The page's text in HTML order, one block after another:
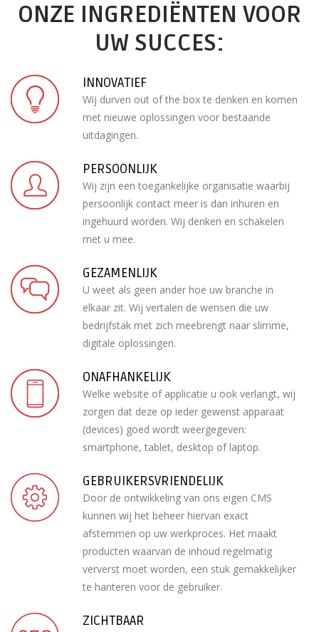
ONZE INGREDIËNTEN VOOR
UW SUCCES:
INNOVATIEF
Wij durven out of the box te denken en komen
met nieuwe oplossingen voor bestaande
uitdagingen.
PERSOONLIJK
Wij zijn een toegankelijke organisatie waarbij
persoonlijk contact meer is dan inhuren en
ingehuurd worden. Wij denken en schakelen
met u mee.
GEZAMENLIJK
U weet als geen ander hoe uw branche in
elkaar zit. Wij vertalen de wensen die uw
bedrijfstak met zich meebrengt naar slimme,
digitale oplossingen.
ONAFHANKELIJK
Welke website of applicatie u ook verlangt, wij
zorgen dat deze op ieder gewenst apparaat
(devices) goed wordt weergegeven:
smartphone, tablet, desktop of laptop.
GEBRUIKERSVRIENDELIJK
Door de ontwikkeling van ons eigen CMS
kunnen wij het beheer hiervan exact
afstemmen op uw werkproces. Het maakt
producten waarvan de inhoud regelmatig
ververst moet worden, een stuk gemakkelijker
te hanteren voor de gebruiker.
ZICHTBAAR